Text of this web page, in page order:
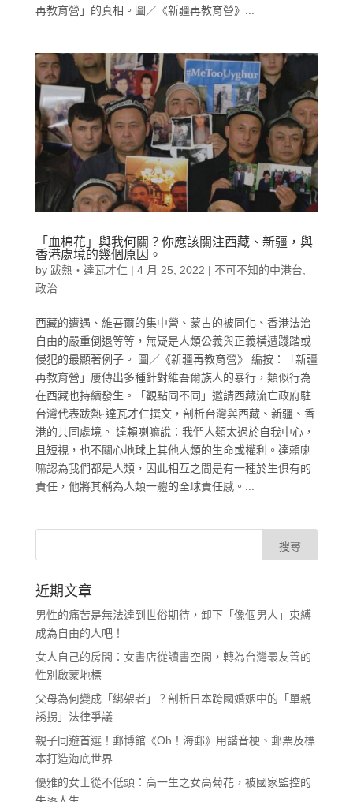
再教育營」的真相。圖／《新疆再教育營》...
「血棉花」與我何關？你應該關注西藏、新疆，與
香港處境的幾個原因。
by 跋熱‧達瓦才仁 | 4 月 25, 2022 | 不可不知的中港台
政治
西藏的遭遇、維吾爾的集中營、蒙古的被同化、香港法治
自由的嚴重倒退等等，無疑是人類公義與正義橫遭踐踏或
侵犯的最顯著例子。 圖／《新疆再教育營》 編按：「新疆
再教育營」屢傳出多種針對維吾爾族人的暴行，類似行為
在西藏也持續發生。「觀點同不同」邀請西藏流亡政府駐
台灣代表跋熱·達瓦才仁撰文，剖析台灣與西藏、新疆、香
港的共同處境。 達賴喇嘛說：我們人類太過於自我中心，
且短視，也不關心地球上其他人類的生命或權利。達賴喇
嘛認為我們都是人類，因此相互之間是有一種於生俱有的
責任，他將其稱為人類一體的全球責任感。...
近期文章
男性的痛苦是無法達到世俗期待，卸下「像個男人」束縛
成為自由的人吧！
女人自己的房間：女書店從讀書空間，轉為台灣最友善的
性別啟蒙地標
父母為何變成「綁架者」？剖析日本跨國婚姻中的「單親
誘拐」法律爭議
親子同遊首選！郵博館《Oh！海郵》用諧音梗、郵票及標
本打造海底世界
優雅的女士從不低頭：高一生之女高菊花，被國家監控的